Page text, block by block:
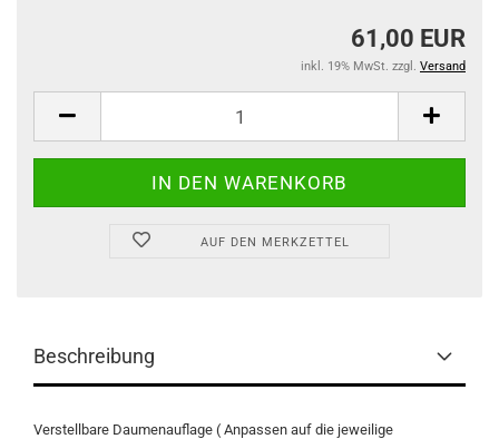
61,00 EUR
inkl. 19% MwSt. zzgl. Versand
AUF DEN MERKZETTEL
Beschreibung
Verstellbare Daumenauflage ( Anpassen auf die jeweilige